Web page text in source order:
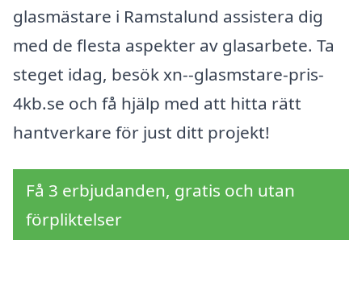
glasmästare i Ramstalund assistera dig
med de flesta aspekter av glasarbete. Ta
steget idag, besök xn--glasmstare-pris-
4kb.se och få hjälp med att hitta rätt
hantverkare för just ditt projekt!
Få 3 erbjudanden, gratis och utan
förpliktelser